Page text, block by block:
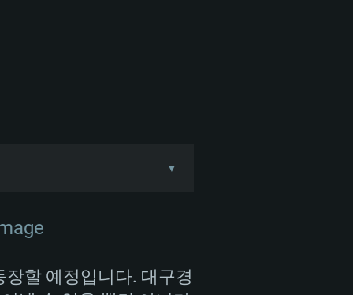
Linux
▼
. 당시 대한민국 국방부
시제 차량이 모습을
할 예정입니다. 대구경